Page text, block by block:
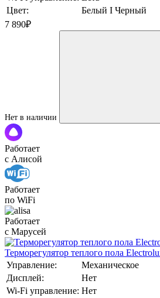
Цвет:
Белый I Черный
7 890₽
Нет в наличии
Работает
с Алисой
Работает
по WiFi
Работает
с Марусей
Терморегулятор теплого пола
Управление:
Механическое
Дисплей:
Нет
Wi-Fi управление: Нет